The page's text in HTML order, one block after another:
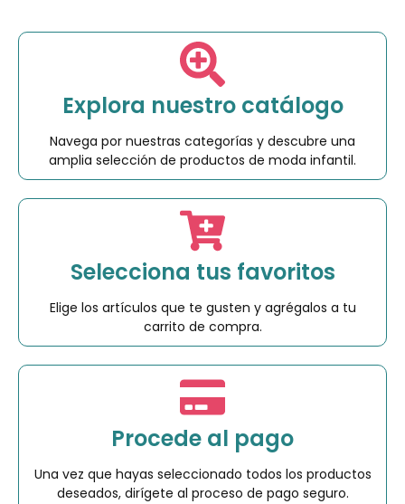
Explora nuestro catálogo
Navega por nuestras categorías y descubre una
amplia selección de productos de moda infantil.
Selecciona tus favoritos
Elige los artículos que te gusten y agrégalos a tu
carrito de compra.
Procede al pago
Una vez que hayas seleccionado todos los productos
deseados, dirígete al proceso de pago seguro.